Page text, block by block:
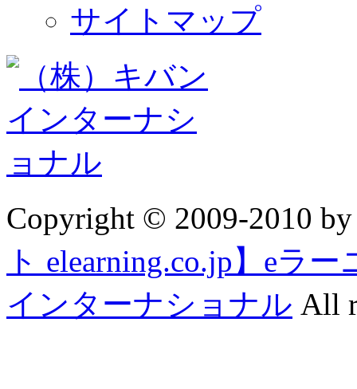
サイトマップ
Copyright © 2009-2010
ト elearning.co.jp】eラ
インターナショナル All